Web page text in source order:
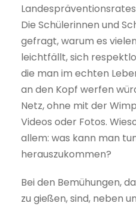
Die Schülerinnen und
gefragt, warum es
leichtfällt, sich
die man im echten
an den Kopf werfen
Netz, ohne mit der
Videos oder Fotos.
allem: was kann man
herauszukommen?
Bei den Bemühungen,
zu gießen, sind, neben